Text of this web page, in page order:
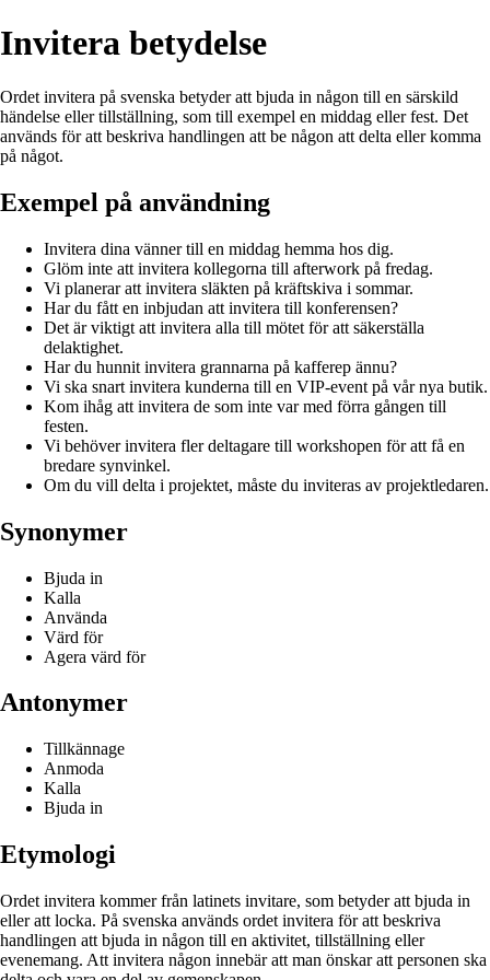
Invitera betydelse
Ordet invitera på svenska betyder att bjuda in någon till en särskild
händelse eller tillställning, som till exempel en middag eller fest. Det
används för att beskriva handlingen att be någon att delta eller komma
på något.
Exempel på användning
Invitera dina vänner till en middag hemma hos dig.
Glöm inte att invitera kollegorna till afterwork på fredag.
Vi planerar att invitera släkten på kräftskiva i sommar.
Har du fått en inbjudan att invitera till konferensen?
Det är viktigt att invitera alla till mötet för att säkerställa
delaktighet.
Har du hunnit invitera grannarna på kafferep ännu?
Vi ska snart invitera kunderna till en VIP-event på vår nya butik.
Kom ihåg att invitera de som inte var med förra gången till
festen.
Vi behöver invitera fler deltagare till workshopen för att få en
bredare synvinkel.
Om du vill delta i projektet, måste du inviteras av projektledaren.
Synonymer
Bjuda in
Kalla
Använda
Värd för
Agera värd för
Antonymer
Tillkännage
Anmoda
Kalla
Bjuda in
Etymologi
Ordet invitera kommer från latinets invitare, som betyder att bjuda in
eller att locka. På svenska används ordet invitera för att beskriva
handlingen att bjuda in någon till en aktivitet, tillställning eller
evenemang. Att invitera någon innebär att man önskar att personen ska